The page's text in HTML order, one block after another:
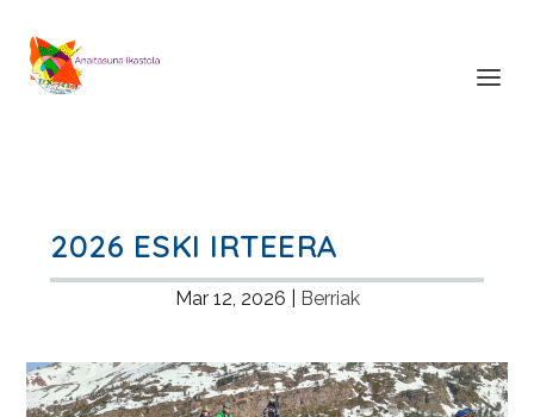
2026 ESKI IRTEERA
Mar 12, 2026 Berriak